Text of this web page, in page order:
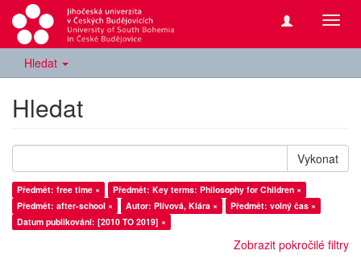
Hledat
Hledat
Vykonat
Předmět: free time ×
Předmět: Key terms: Philosophy for Children ×
Předmět: after-school ×
Autor: Plívová, Klára ×
Předmět: volný čas ×
Datum publikování: [2010 TO 2019] ×
Zobrazit pokročilé filtry